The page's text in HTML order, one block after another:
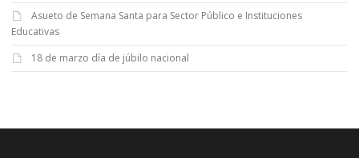
Asueto de Semana Santa para Sector Público e Instituciones
Educativas
18 de marzo día de júbilo nacional